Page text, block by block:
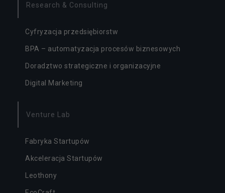
Research & Consulting
Cyfryzacja przedsiębiorstw
BPA – automatyzacja procesów biznesowych
Doradztwo strategiczne i organizacyjne
Digital Marketing
Venture Lab
Fabryka Startupów
Akceleracja Startupów
Leothony